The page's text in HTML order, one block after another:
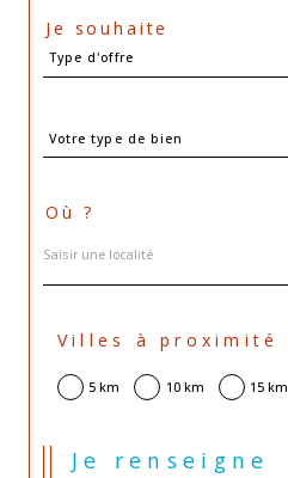
Je souhaite
Type
d'offre
Type d'offre
d'offre
Votre type de bien
Où ?
Villes à proximité
5 km 10 km 15 km
Je renseigne